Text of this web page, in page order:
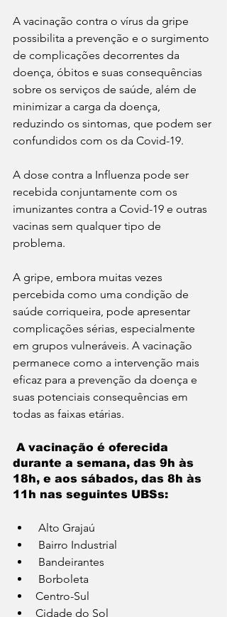
A vacinação contra o vírus da gripe
possibilita a prevenção e o surgimento
de complicações decorrentes da
doença, óbitos e suas consequências
sobre os serviços de saúde, além de
minimizar a carga da doença,
reduzindo os sintomas, que podem ser
confundidos com os da Covid-19.
A dose contra a Influenza pode ser
recebida conjuntamente com os
imunizantes contra a Covid-19 e outras
vacinas sem qualquer tipo de
problema.
A gripe, embora muitas vezes
percebida como uma condição de
saúde corriqueira, pode apresentar
complicações sérias, especialmente
em grupos vulneráveis. A vacinação
permanece como a intervenção mais
eficaz para a prevenção da doença e
suas potenciais consequências em
todas as faixas etárias.
durante a semana, das 9h às
18h, e aos sábados, das 8h às
11h nas seguintes UBSs:
Alto Grajaú
Bairro Industrial
Bandeirantes
Borboleta
Centro-Sul
Cidade do Sol